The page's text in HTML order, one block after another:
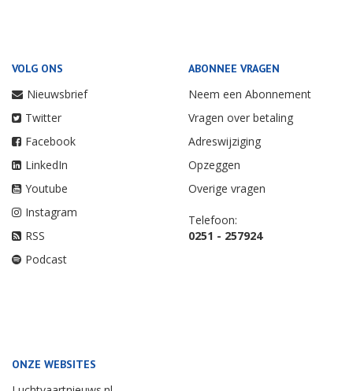
VOLG ONS
Nieuwsbrief
Twitter
Facebook
LinkedIn
Youtube
Instagram
RSS
Podcast
ABONNEE VRAGEN
Neem een Abonnement
Vragen over betaling
Adreswijziging
Opzeggen
Overige vragen
Telefoon:
0251 - 257924
ONZE WEBSITES